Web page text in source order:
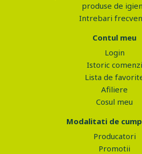
produse de
Intrebari
Contul meu
Login
Istoric comenzi
Lista de
Afiliere
Cosul meu
Modalitati de
Producatori
Promotii